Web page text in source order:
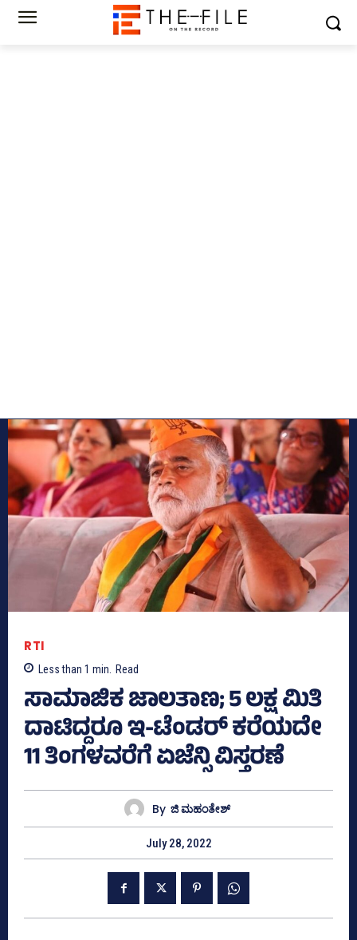
RTI
Less than 1 min. Read
ಸಾಮಾಜಿಕ ಜಾಲತಾಣ; 5 ಲಕ್ಷ ಮಿತಿ
ದಾಟಿದ್ದರೂ ಇ-ಟೆಂಡರ್‌ ಕರೆಯದೇ
11 ತಿಂಗಳವರೆಗೆ ಏಜೆನ್ಸಿ ವಿಸ್ತರಣೆ
By ಜಿ ಮಹಂತೇಶ್
July 28, 2022